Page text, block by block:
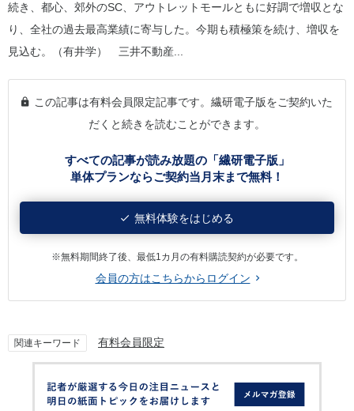
続き、都心、郊外のSC、アウトレットモールともに好調で増収とな
り、全社の過去最高業績に寄与した。今期も積極策を続け、増収を
見込む。（有井学） 三井不動産...
この記事は有料会員限定記事です。繊研電子版をご契約いた
だくと続きを読むことができます。
すべての記事が読み放題の「繊研電子版」
単体プランならご契約当月末まで無料！
無料体験をはじめる
※無料期間終了後、最低1カ月の有料購読契約が必要です。
会員の方はこちらからログイン
関連キーワード 有料会員限定